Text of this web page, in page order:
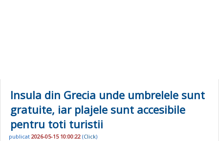
Insula din Grecia unde umbrelele sunt
gratuite, iar plajele sunt accesibile
pentru toti turistii
publicat 2026-05-15 10:00:22 (Click)